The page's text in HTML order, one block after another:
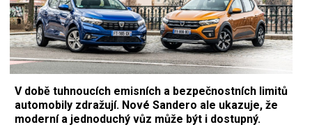
V době tuhnoucích emisních a bezpečnostních limitů
automobily zdražují. Nové Sandero ale ukazuje, že
moderní a jednoduchý vůz může být i dostupný.